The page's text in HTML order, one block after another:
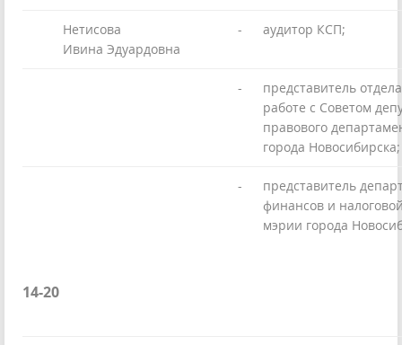
Нетисова
Ивина Эдуардовна
- аудитор КСП;
-
представитель
работе с Советом
правового
города Новосибирска;
-
представитель
финансов и
мэрии города
14-20